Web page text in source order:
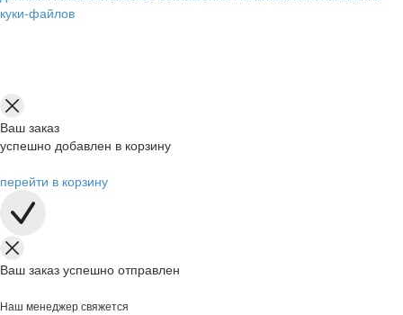
куки-файлов
Ваш заказ
успешно добавлен в корзину
перейти в корзину
Ваш заказ успешно отправлен
Наш менеджер свяжется